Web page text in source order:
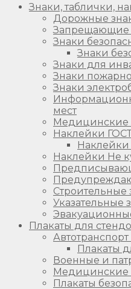
Знаки, таблички,
Дорожные
Запрещающие
Знаки
Знаки
Знаки для
Знаки
Знаки
мест
Медицинские
Наклейки
Наклейки
Наклейки Не
Строительные
Указательные
Плакаты для
Плакаты
Военные и
Медицинские
Плакаты